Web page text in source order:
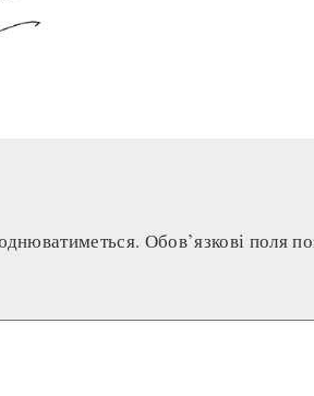
Обов’язкові поля